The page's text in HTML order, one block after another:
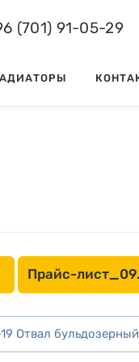
(701) 91-05-29
Прайс-
Отвал бульдозерный